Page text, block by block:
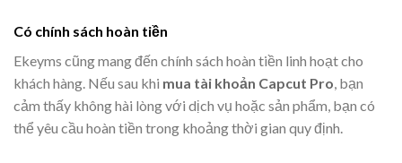
Có chính sách hoàn tiền
Ekeyms cũng mang đến chính sách hoàn tiền linh hoạt cho
khách hàng. Nếu sau khi mua tài khoản Capcut Pro, bạn
cảm thấy không hài lòng với dịch vụ hoặc sản phẩm, bạn có
thể yêu cầu hoàn tiền trong khoảng thời gian quy định.